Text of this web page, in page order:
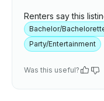
Renters say this
Bachelor/
Party/Entertainment
Was this useful?